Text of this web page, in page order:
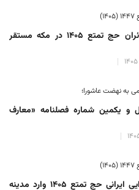
نخستین زائران حج تمتع ۱۴۰۵ در مکه مستقر
به نهضت عاشورا؛
و یکمین شماره فصلنامه «معارف
عوامل اجرایی ایرانی حج تمتع ۱۴۰۵ وارد مدینه